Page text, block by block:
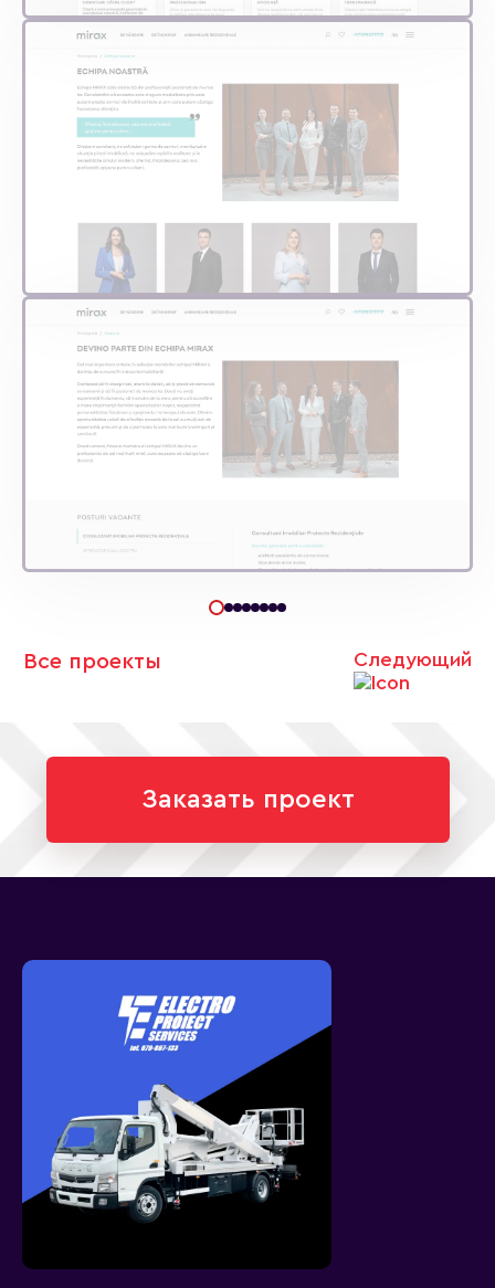
Все проекты Следующий
Заказать проект